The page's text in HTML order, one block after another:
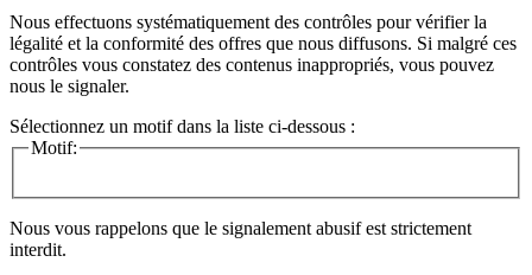
Nous effectuons systématiquement des contrôles pour vérifier la
légalité et la conformité des offres que nous diffusons. Si malgré ces
contrôles vous constatez des contenus inappropriés, vous pouvez
nous le signaler.
Sélectionnez un motif dans la liste ci-dessous :
Motif:
Nous vous rappelons que le signalement abusif est strictement
interdit.